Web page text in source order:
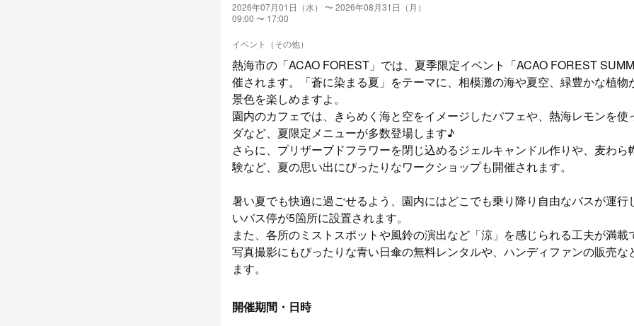
2026年07月01日（水） 〜 2026年08月31日（月）
09:00 〜 17:00
イベント（その他）
熱海市の「ACAO FOREST」では、夏季限定イベント「ACAO FOREST
催されます。「蒼に染まる夏」をテーマに、相模灘の海や夏空、緑豊かな植物
景色を楽しめますよ。
園内のカフェでは、きらめく海と空をイメージしたパフェや、熱海レモンを使
ダなど、夏限定メニューが多数登場します♪
さらに、プリザーブドフラワーを閉じ込めるジェルキャンドル作りや、麦わら
験など、夏の思い出にぴったりなワークショップも開催されます。
暑い夏でも快適に過ごせるよう、園内にはどこでも乗り降り自由なバスが運行
いバス停が5箇所に設置されます。
また、各所のミストスポットや風鈴の演出など「涼」を感じられる工夫が満
写真撮影にもぴったりな青い日傘の無料レンタルや、ハンディファンの販売な
ます。
開催期間・日時